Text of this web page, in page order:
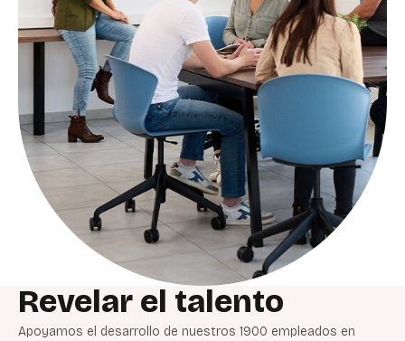
Revelar el talento
Apoyamos el desarrollo de nuestros 1900 empleados en